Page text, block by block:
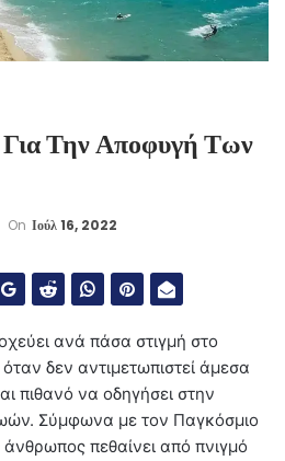
Για Την Αποφυγή Των
On Ιούλ 16, 2022
ανά πάσα στιγμή στο
δεν αντιμετωπιστεί άμεσα
πιθανό να οδηγήσει στην
Σύμφωνα με τον Παγκόσμιο
πεθαίνει από πνιγμό